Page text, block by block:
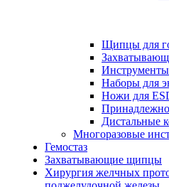
Щипцы для
Наборы для
Ножи для
Дистальные
Многоразовые
Гемостаз
Захватывающие щипцы
Хирургия желчных